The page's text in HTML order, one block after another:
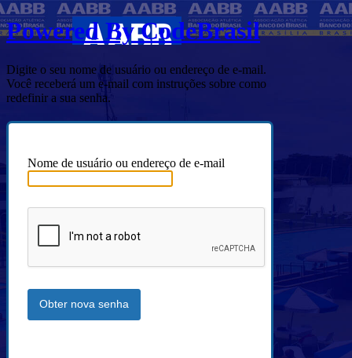
Powered By CodeBrasil
Digite o seu nome de usuário ou endereço de e-mail.
Você receberá um e-mail com instruções sobre como
redefinir a sua senha.
Nome de usuário ou endereço de e-mail